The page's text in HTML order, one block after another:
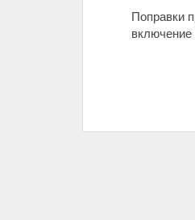
Поправки
включение